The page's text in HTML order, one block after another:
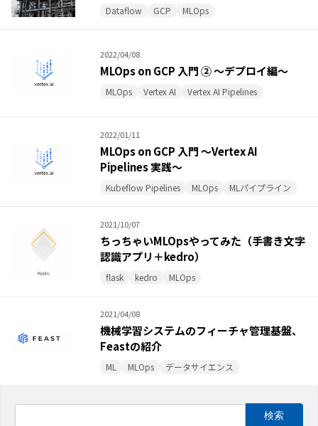
Dataflow GCP MLOps
2022/04/08
MLOps on GCP 入門 ② 〜デプロイ編〜
MLOps Vertex AI Vertex AI Pipelines
2022/01/11
MLOps on GCP 入門 〜Vertex AI
Pipelines 実践〜
Kubeflow Pipelines MLOps MLパイプライン
2021/10/07
ちっちゃいMLOpsやってみた（手書き文字
認識アプリ＋kedro）
flask kedro MLOps
2021/04/08
機械学習システムのフィーチャ管理基盤、
Feastの紹介
ML MLOps データサイエンス